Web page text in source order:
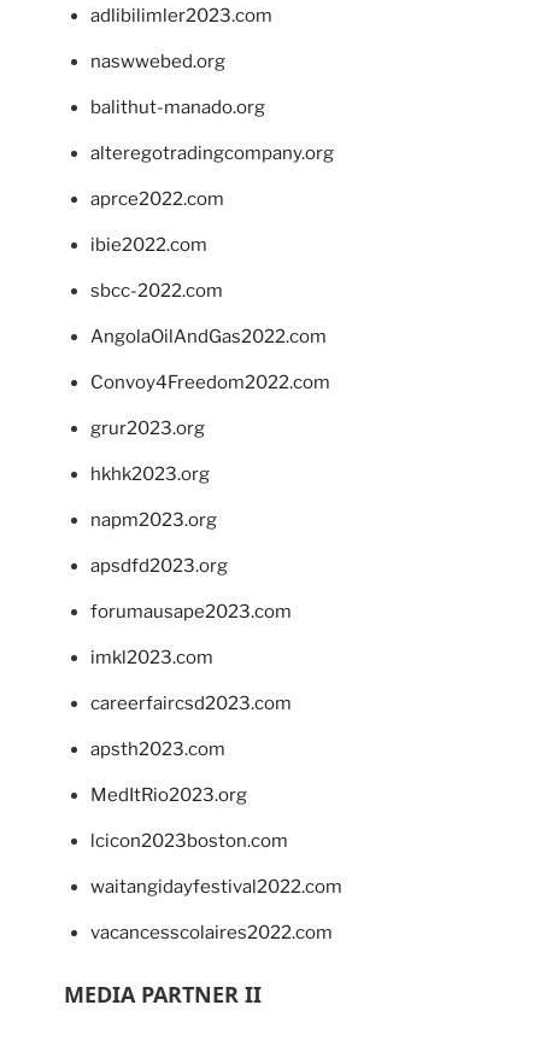
adlibilimler2023.com
naswwebed.org
balithut-manado.org
alteregotradingcompany.org
aprce2022.com
ibie2022.com
sbcc-2022.com
AngolaOilAndGas2022.com
Convoy4Freedom2022.com
grur2023.org
hkhk2023.org
napm2023.org
apsdfd2023.org
forumausape2023.com
imkl2023.com
careerfaircsd2023.com
apsth2023.com
MedItRio2023.org
lcicon2023boston.com
waitangidayfestival2022.com
vacancesscolaires2022.com
MEDIA PARTNER II